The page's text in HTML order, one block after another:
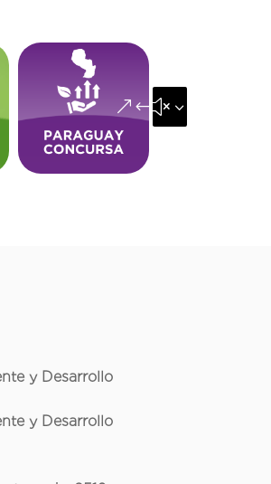
&#x35;
y Desarrollo
y Desarrollo